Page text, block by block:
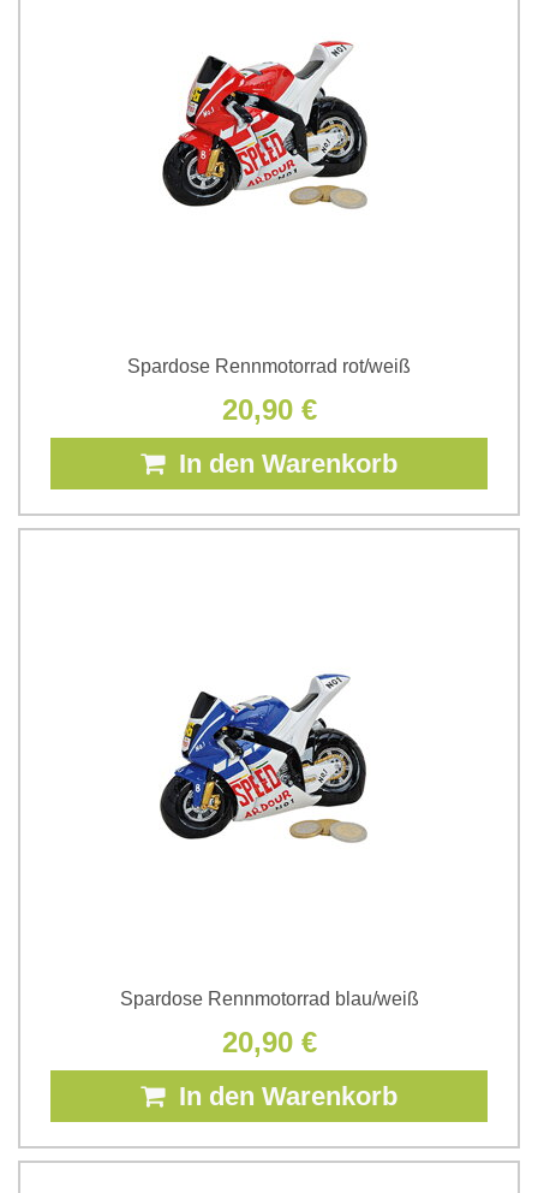
Spardose Rennmotorrad rot/weiß
20,90 €
In den Warenkorb
Spardose Rennmotorrad blau/weiß
20,90 €
In den Warenkorb